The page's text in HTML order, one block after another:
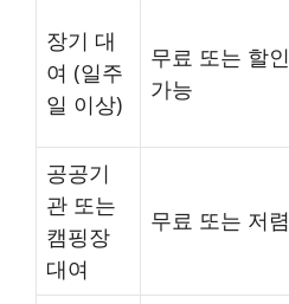
장기 대
여 (일주
일 이상)
무료 또는 할인
가능
공공기
관 또는
캠핑장
대여
무료 또는 저렴